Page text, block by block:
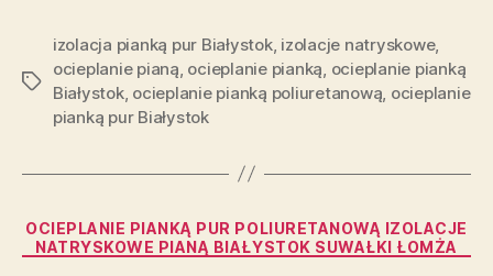
Tagi
izolacja pianką pur Białystok, izolacje natryskowe,
ocieplanie pianą ocieplanie pianką ocieplanie pianką
Białystok, ocieplanie pianką poliuretanową ocieplanie
pianką pur Białystok
Kategorie
OCIEPLANIE PIANKĄ PUR POLIURETANOWĄ IZOLACJE
NATRYSKOWE PIANĄ BIAŁYSTOK SUWAŁKI ŁOMŻA